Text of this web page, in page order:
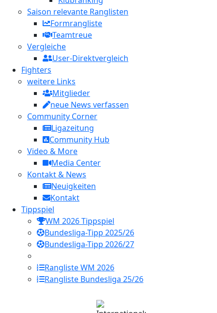
Saison relevante Ranglisten
Formrangliste
Teamtreue
Vergleiche
User-Direktvergleich
Fighters
weitere Links
Mitglieder
neue News verfassen
Community Corner
Ligazeitung
Community Hub
Video & More
Media Center
Kontakt & News
Neuigkeiten
Kontakt
Tippspiel
WM 2026 Tippspiel
Bundesliga-Tipp 2025/26
Bundesliga-Tipp 2026/27
Rangliste WM 2026
Rangliste Bundesliga 25/26